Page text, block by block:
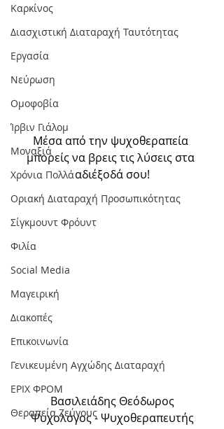
Καρκίνος
Διασχιστική Διαταραχή Ταυτότητας
Εργασία
Νεύρωση
Oμοφοβία
Ίρβιν Γιάλομ
Μοναξιά
Χρόνια Πολλά
Οριακή Διαταραχή Προσωπικότητας
Σίγκμουντ Φρόυντ
Φιλία
Social Media
Μαγειρική
Διακοπές
Επικοινωνία
Γενικευμένη Αγχώδης Διαταραχή
ΕΡΙΧ ΦΡΟΜ
Θεραπεία Ζεύγους
Μέσα από την ψυχοθεραπεία
μπορείς να βρεις τις λύσεις στα
αδιέξοδά σου!
Βασιλειάδης Θεόδωρος
Ψυχολόγος - Ψυχοθεραπευτής